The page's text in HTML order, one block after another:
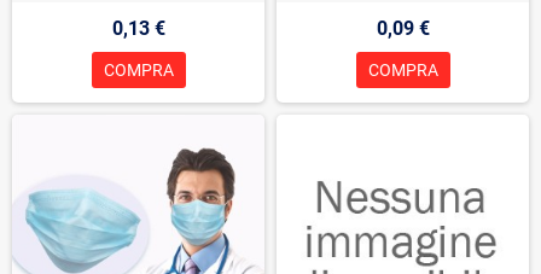
0,13 €
COMPRA
0,09 €
COMPRA